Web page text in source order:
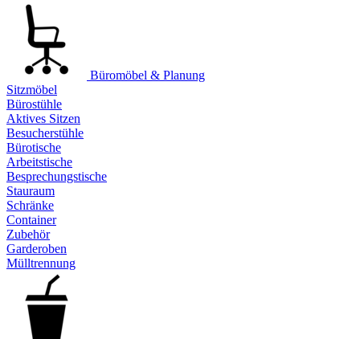
Büromöbel & Planung
Sitzmöbel
Bürostühle
Aktives Sitzen
Besucherstühle
Bürotische
Arbeitstische
Besprechungstische
Stauraum
Schränke
Container
Zubehör
Garderoben
Mülltrennung